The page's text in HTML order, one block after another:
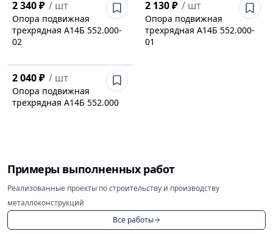
2 340 ₽ / шт
Опора подвижная
трехрядная А14Б 552.000-
02
2 130 ₽ / шт
Опора подвижная
трехрядная А14Б 552.000-
01
2 040 ₽ / шт
Опора подвижная
трехрядная А14Б 552.000
Примеры выполненных работ
Реализованные проекты по строительству и производству
металлоконструкций
Все работы